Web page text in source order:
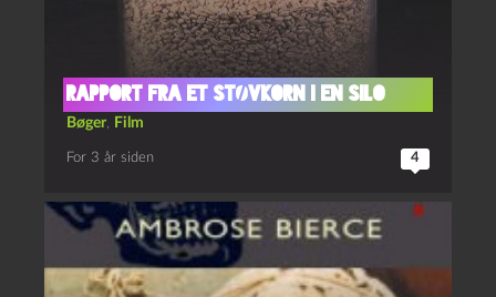
Rapport fra et støvkorn i en silo
Bøger, Film
For 3 år siden 4